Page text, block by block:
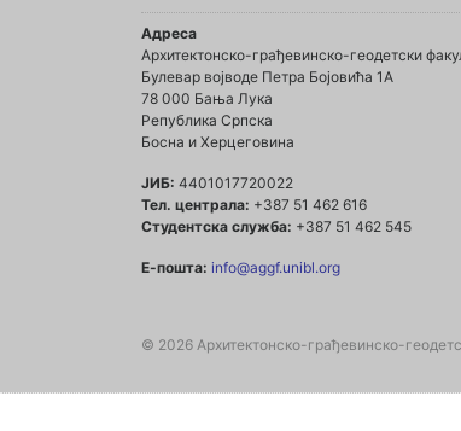
Адреса
Архитектонско-грађевинско-геодетски
Булевар војводе Петра Бојовића 1A
78 000 Бања Лука
Република Српска
Босна и Херцеговина
ЈИБ: 4401017720022
Тел. централа: +387 51 462 616
Студентска служба: +387 51 462 545
Е-пошта: info@aggf.unibl.org
© 2026 Архитектонско-грађевинско-